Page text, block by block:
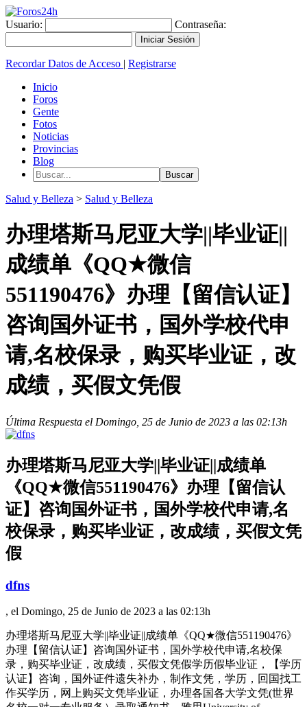
Usuario: Contraseña:
Recordar Datos de Acceso | Registrarse
Inicio
Foros
Gente
Fotos
Noticias
Provincias
Blog
Salud y Belleza > Salud y Belleza
办理塔斯马尼亚大学||毕业证||
成绩单《QQ★微信
551190476》办理【留信认证】
咨询国外证书，国外学校代申
请,名校保录，购买毕业证，改
成绩，买假文凭假
Última Respuesta el Domingo, 25 de Junio de 2023 a las 02:13h
办理塔斯马尼亚大学||毕业证||成绩单
《QQ★微信551190476》办理【留信认
证】咨询国外证书，国外学校代申请,名
校保录，购买毕业证，改成绩，买假文凭
假
dfns
, el Domingo, 25 de Junio de 2023 a las 02:13h
办理塔斯马尼亚大学||毕业证||成绩单《QQ★微信551190476》
办理【留信认证】咨询国外证书，国外学校代申请,名校保
录，购买毕业证，改成绩，买假文凭假学历假毕业证，【学历
认证】咨询，国外证件遗失补办，制作文凭，学历，回国找工
作买学历，网上购买文凭毕业证，办理各国各大学文凭(世界